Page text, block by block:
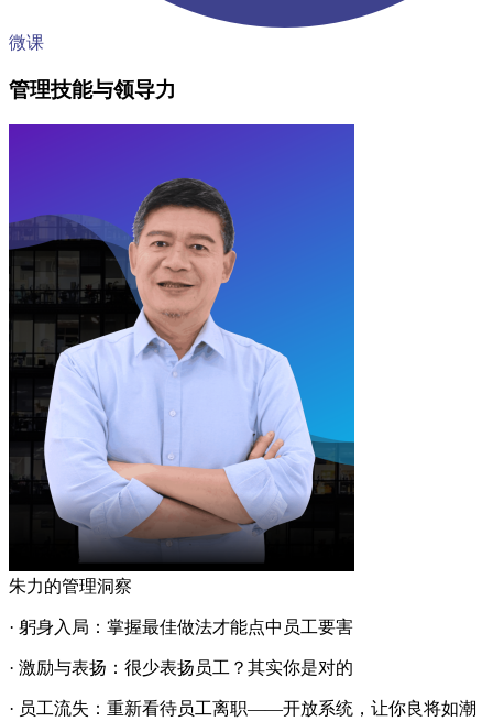
微课
管理技能与领导力
朱力的管理洞察
· 躬身入局：掌握最佳做法才能点中员工要害
· 激励与表扬：很少表扬员工？其实你是对的
· 员工流失：重新看待员工离职——开放系统，让你良将如潮